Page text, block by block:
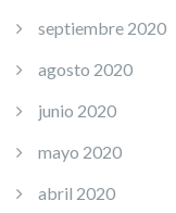
septiembre 2020
agosto 2020
junio 2020
mayo 2020
abril 2020